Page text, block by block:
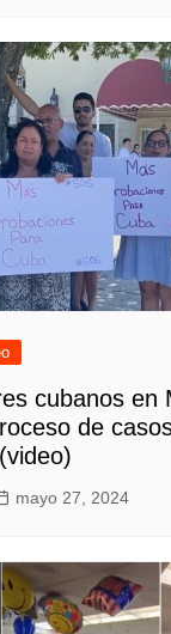
cubanos en
de
mayo 27, 2024